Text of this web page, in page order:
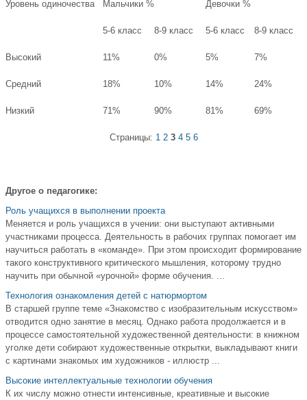
Уровень одиночества Мальчики % Девочки %
5-6 класс 8-9 класс 5-6 класс 8-9 класс
Высокий 11% 0% 5% 7%
Средний 18% 10% 14% 24%
Низкий 71% 90% 81% 69%
Страницы: 1 2 3 4 5 6
Другое о педагогике:
Роль учащихся в выполнении проекта
Меняется и роль учащихся в учении: они выступают активными
участ­никами процесса. Деятельность в рабочих группах помогает им
научиться работать в «команде». При этом происходит формирование
такого конструк­тивного критического мышления, которому трудно
научить при обычной «урочной» форме обучения. ...
Технология ознакомления детей с натюрмортом
В старшей группе теме «Знакомство с изобразительным искусством»
отводится одно занятие в месяц. Однако работа продолжается и в
процессе самостоятельной художественной деятельности: в книжном
уголке дети собирают художественные открытки, выкладывают книги
с картинами знакомых им художников - иллюстр ...
Высокие интеллектуальные технологии обучения
К их числу можно отнести интенсивные, креативные и высокие